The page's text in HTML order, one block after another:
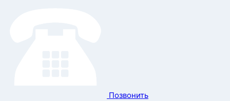
Позвонить